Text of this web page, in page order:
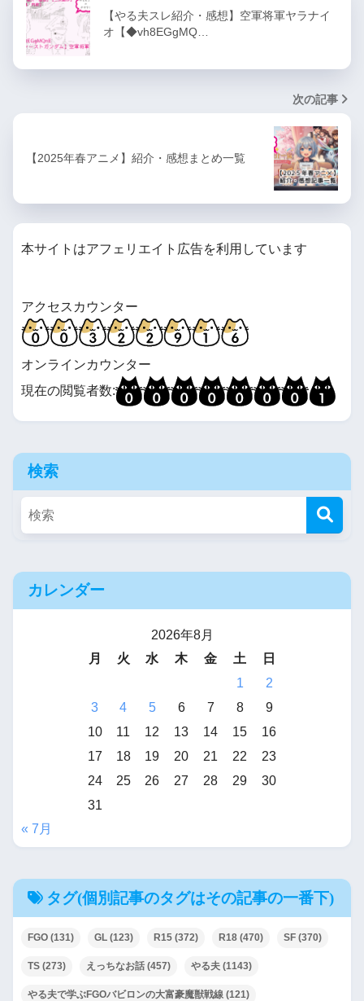
【やる夫スレ紹介・感想】空軍将軍ヤラナイ
オ【◆vh8EGgMQ…
次の記事
【2025年春アニメ】紹介・感想まとめ一覧
本サイトはアフェリエイト広告を利用しています
アクセスカウンター
オンラインカウンター
現在の閲覧者数:
検索
カレンダー
2026年8月
月
火 水 木 金 土
日
1
2
3
4 5 6 7 8
9
10
11 12 13 14 15
16
17
18 19 20 21 22
23
24
25 26 27 28 29
30
31
« 7月
タグ(個別記事のタグはその記事の一番下)
FGO (131) GL (123) R15 (372) R18 (470) SF (370)
TS (273) えっちなお話 (457) やる夫 (1143)
やる夫で学ぶFGOバビロンの大富豪魔獣戦線 (121)